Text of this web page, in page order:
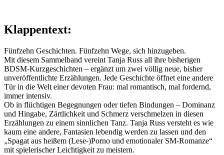
Klappentext:
Fünfzehn Geschichten. Fünfzehn Wege, sich hinzugeben.
Mit diesem Sammelband vereint Tanja Russ all ihre bisherigen
BDSM-Kurzgeschichten – ergänzt um zwei völlig neue, bisher
unveröffentlichte Erzählungen. Jede Geschichte öffnet eine andere
Tür in die Welt einer devoten Frau: mal romantisch, mal fordernd,
immer intensiv.
Ob in flüchtigen Begegnungen oder tiefen Bindungen – Dominanz
und Hingabe, Zärtlichkeit und Schmerz verschmelzen in diesen
Erzählungen zu einem sinnlichen Tanz. Tanja Russ versteht es wie
kaum eine andere, Fantasien lebendig werden zu lassen und den
„Spagat aus heißem (Lese-)Porno und emotionaler SM-Romanze“
mit spielerischer Leichtigkeit zu meistern.